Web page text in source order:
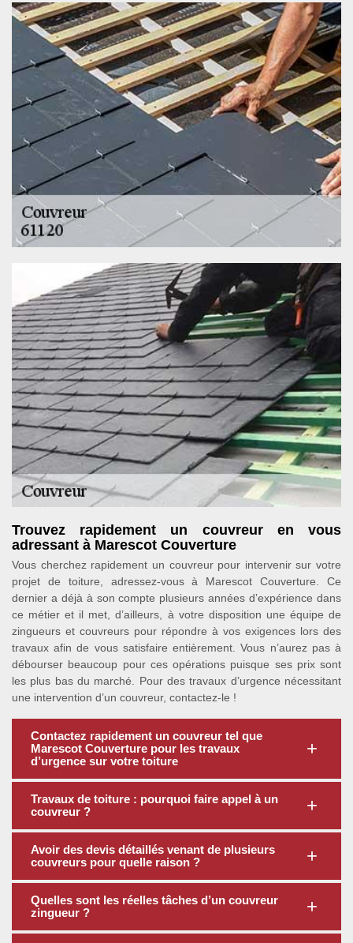
Trouvez rapidement un couvreur en vous
adressant à Marescot Couverture
Vous cherchez rapidement un couvreur pour intervenir sur votre
projet de toiture, adressez-vous à Marescot Couverture. Ce
dernier a déjà à son compte plusieurs années d’expérience dans
ce métier et il met, d’ailleurs, à votre disposition une équipe de
zingueurs et couvreurs pour répondre à vos exigences lors des
travaux afin de vous satisfaire entièrement. Vous n’aurez pas à
débourser beaucoup pour ces opérations puisque ses prix sont
les plus bas du marché. Pour des travaux d’urgence nécessitant
une intervention d’un couvreur, contactez-le !
Contactez rapidement un couvreur tel que
Marescot Couverture pour les travaux
d’urgence sur votre toiture
Travaux de toiture : pourquoi faire appel à un
couvreur ?
Avoir des devis détaillés venant de plusieurs
couvreurs pour quelle raison ?
Quelles sont les réelles tâches d’un couvreur
zingueur ?